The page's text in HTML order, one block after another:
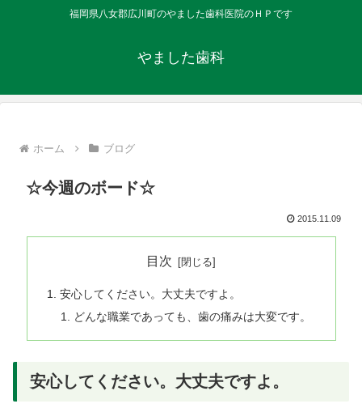
福岡県八女郡広川町のやました歯科医院のＨＰです
やました歯科
ホーム ブログ
☆今週のボード☆
2015.11.09
目次
安心してください。大丈夫ですよ。
どんな職業であっても、歯の痛みは大変です。
安心してください。大丈夫ですよ。